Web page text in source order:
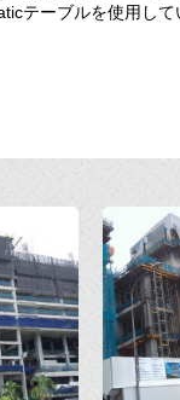
テーブルを使用して
Open